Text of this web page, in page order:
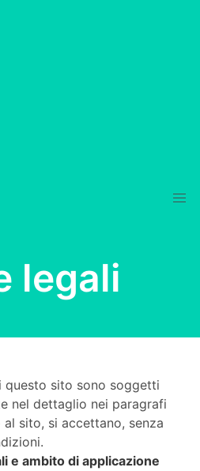
legali
questo sito sono soggetti
nel dettaglio nei paragrafi
sito, si accettano, senza
e ambito di applicazione